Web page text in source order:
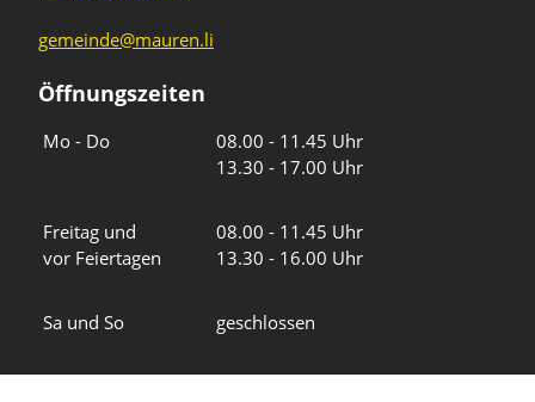
gemeinde@mauren.li
Öffnungszeiten
Mo - Do
08.00 - 11.45 Uhr
13.30 - 17.00 Uhr
Freitag und
vor Feiertagen
08.00 - 11.45 Uhr
13.30 - 16.00 Uhr
Sa und So geschlossen